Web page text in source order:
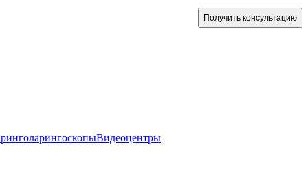
Получить консультацию
Видеоцентры